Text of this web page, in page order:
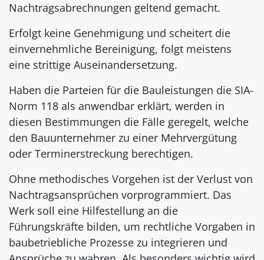
Nachtragsabrechnungen geltend gemacht.
Erfolgt keine Genehmigung und scheitert die
einvernehmliche Bereinigung, folgt meistens
eine strittige Auseinandersetzung.
Haben die Parteien für die Bauleistungen die SIA-
Norm 118 als anwendbar erklärt, werden in
diesen Bestimmungen die Fälle geregelt, welche
den Bauunternehmer zu einer Mehrvergütung
oder Terminerstreckung berechtigen.
Ohne methodisches Vorgehen ist der Verlust von
Nachtragsansprüchen vorprogrammiert. Das
Werk soll eine Hilfestellung an die
Führungskräfte bilden, um rechtliche Vorgaben in
baubetriebliche Prozesse zu integrieren und